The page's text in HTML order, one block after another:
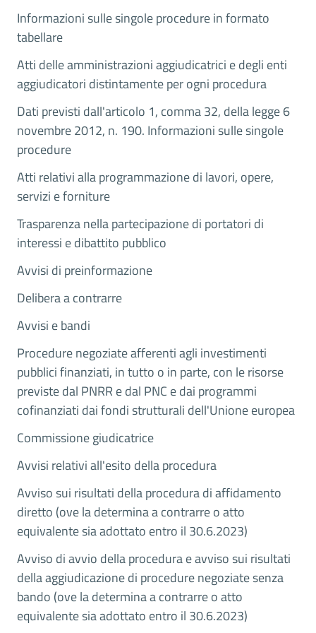
Informazioni sulle singole procedure in formato
tabellare
Atti delle amministrazioni aggiudicatrici e degli enti
aggiudicatori distintamente per ogni procedura
Dati previsti dall'articolo 1, comma 32, della legge 6
novembre 2012, n. 190. Informazioni sulle singole
procedure
Atti relativi alla programmazione di lavori, opere,
servizi e forniture
Trasparenza nella partecipazione di portatori di
interessi e dibattito pubblico
Avvisi di preinformazione
Delibera a contrarre
Avvisi e bandi
Procedure negoziate afferenti agli investimenti
pubblici finanziati, in tutto o in parte, con le risorse
previste dal PNRR e dal PNC e dai programmi
cofinanziati dai fondi strutturali dell'Unione europea
Commissione giudicatrice
Avvisi relativi all'esito della procedura
Avviso sui risultati della procedura di affidamento
diretto (ove la determina a contrarre o atto
equivalente sia adottato entro il 30.6.2023)
Avviso di avvio della procedura e avviso sui risultati
della aggiudicazione di procedure negoziate senza
bando (ove la determina a contrarre o atto
equivalente sia adottato entro il 30.6.2023)